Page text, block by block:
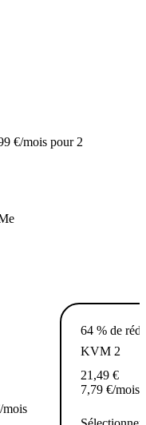
€/mois pour 2
mois
64 % de
KVM 2
21,49 €
7,79 €/mois